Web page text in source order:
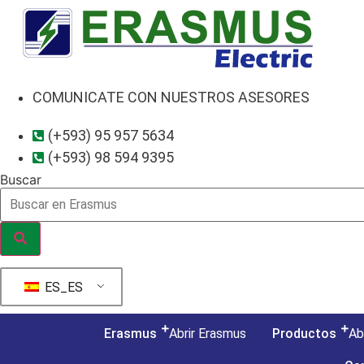
contenido
COMUNICATE CON NUESTROS ASESORES
(+593) 95 957 5634
(+593) 98 594 9395
Buscar
ES_ES
Erasmus Abrir Erasmus Productos